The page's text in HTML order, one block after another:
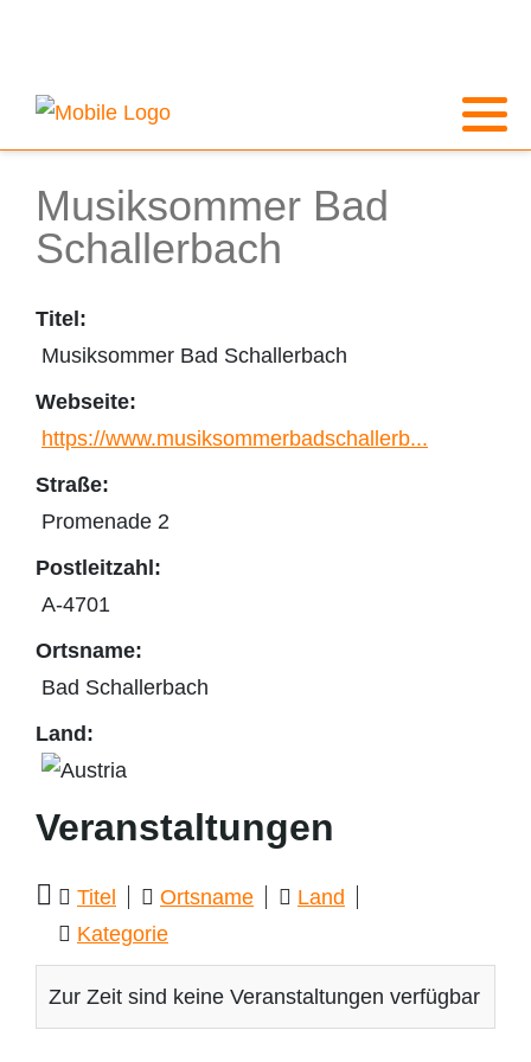
Musiksommer Bad
Schallerbach
Titel:
Musiksommer Bad Schallerbach
Webseite:
https://www.musiksommerbadschallerb...
Straße:
Promenade 2
Postleitzahl:
A-4701
Ortsname:
Bad Schallerbach
Land:
Veranstaltungen
Titel Ortsname
Land
Kategorie
Zur Zeit sind keine Veranstaltungen verfügbar